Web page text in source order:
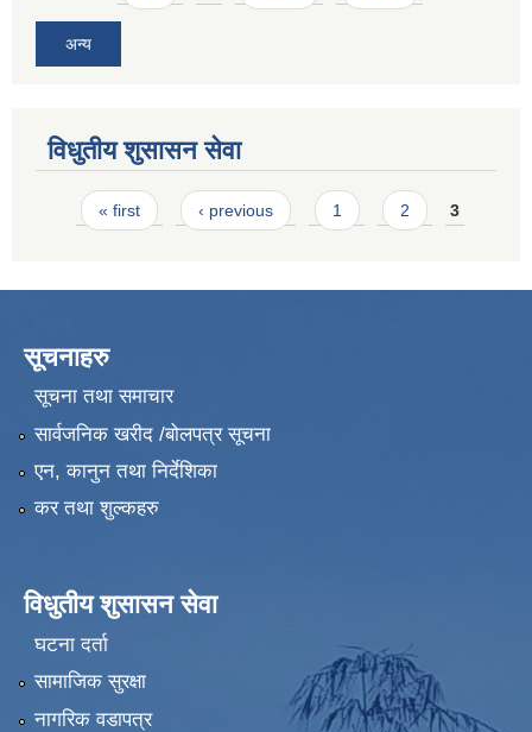
अन्य
विधुतीय शुसासन सेवा
Pages
« first ‹ previous 1 2 3
सूचनाहरु
सूचना तथा समाचार
सार्वजनिक खरीद /बोलपत्र सूचना
एन, कानुन तथा निर्देशिका
कर तथा शुल्कहरु
विधुतीय शुसासन सेवा
घटना दर्ता
सामाजिक सुरक्षा
नागरिक वडापत्र